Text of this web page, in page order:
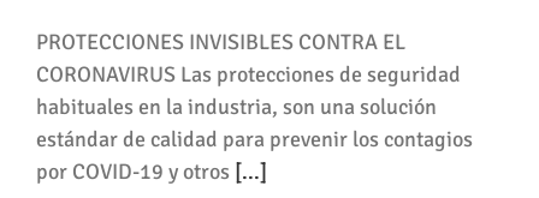
PROTECCIONES INVISIBLES CONTRA EL
CORONAVIRUS Las protecciones de seguridad
habituales en la industria, son una solución
estándar de calidad para prevenir los contagios
por COVID-19 y otros [...]